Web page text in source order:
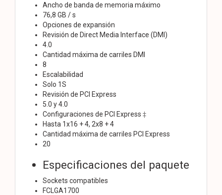
Ancho de banda de memoria máximo
76,8 GB / s
Opciones de expansión
Revisión de Direct Media Interface (DMI)
4.0
Cantidad máxima de carriles DMI
8
Escalabilidad
Solo 1S
Revisión de PCI Express
5.0 y 4.0
Configuraciones de PCI Express ‡
Hasta 1x16 + 4, 2x8 + 4
Cantidad máxima de carriles PCI Express
20
Especificaciones del paquete
Sockets compatibles
FCLGA1700